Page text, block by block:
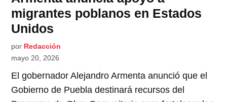
migrantes poblanos en Estados
Unidos
por Redacción
mayo 20, 2026
El gobernador Alejandro Armenta anunció que el
Gobierno de Puebla destinará recursos del